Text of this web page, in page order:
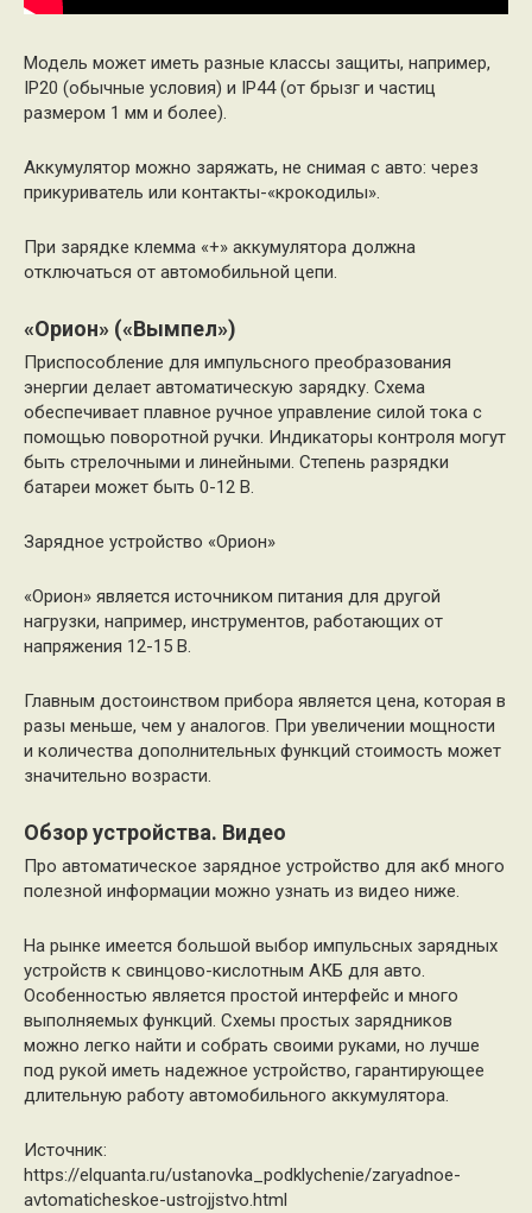
Модель может иметь разные классы защиты, например,
IP20 (обычные условия) и IP44 (от брызг и частиц
размером 1 мм и более).
Аккумулятор можно заряжать, не снимая с авто: через
прикуриватель или контакты-«крокодилы».
При зарядке клемма «+» аккумулятора должна
отключаться от автомобильной цепи.
«Орион» («Вымпел»)
Приспособление для импульсного преобразования
энергии делает автоматическую зарядку. Схема
обеспечивает плавное ручное управление силой тока с
помощью поворотной ручки. Индикаторы контроля могут
быть стрелочными и линейными. Степень разрядки
батареи может быть 0-12 В.
Зарядное устройство «Орион»
«Орион» является источником питания для другой
нагрузки, например, инструментов, работающих от
напряжения 12-15 В.
Главным достоинством прибора является цена, которая в
разы меньше, чем у аналогов. При увеличении мощности
и количества дополнительных функций стоимость может
значительно возрасти.
Обзор устройства. Видео
Про автоматическое зарядное устройство для акб много
полезной информации можно узнать из видео ниже.
На рынке имеется большой выбор импульсных зарядных
устройств к свинцово-кислотным АКБ для авто.
Особенностью является простой интерфейс и много
выполняемых функций. Схемы простых зарядников
можно легко найти и собрать своими руками, но лучше
под рукой иметь надежное устройство, гарантирующее
длительную работу автомобильного аккумулятора.
Источник:
https://elquanta.ru/ustanovka_podklychenie/zaryadnoe-
avtomaticheskoe-ustrojjstvo.html